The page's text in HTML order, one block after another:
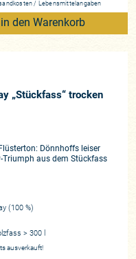
/ Lebensmittelangaben
in den Warenkorb
„Stückfass“ trocken
Dönnhoffs leiser
Triumph aus dem Stückfass
(100 %)
> 300 l
ausverkauft!